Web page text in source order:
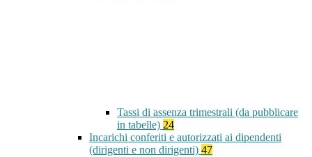
Tassi di assenza trimestrali (da pubblicare
in tabelle) 24
Incarichi conferiti e autorizzati ai dipendenti
(dirigenti e non dirigenti) 47